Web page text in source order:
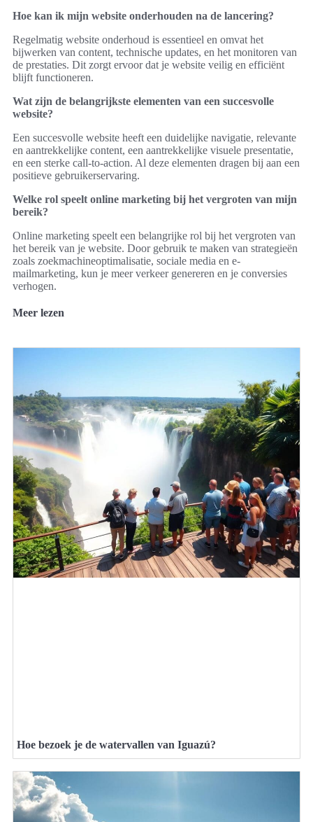
Hoe kan ik mijn website onderhouden na de lancering?
Regelmatig website onderhoud is essentieel en omvat het
bijwerken van content, technische updates, en het monitoren van
de prestaties. Dit zorgt ervoor dat je website veilig en efficiënt
blijft functioneren.
Wat zijn de belangrijkste elementen van een succesvolle
website?
Een succesvolle website heeft een duidelijke navigatie, relevante
en aantrekkelijke content, een aantrekkelijke visuele presentatie,
en een sterke call-to-action. Al deze elementen dragen bij aan een
positieve gebruikerservaring.
Welke rol speelt online marketing bij het vergroten van mijn
bereik?
Online marketing speelt een belangrijke rol bij het vergroten van
het bereik van je website. Door gebruik te maken van strategieën
zoals zoekmachineoptimalisatie, sociale media en e-
mailmarketing, kun je meer verkeer genereren en je conversies
verhogen.
Meer lezen
Hoe bezoek je de watervallen van Iguazú?